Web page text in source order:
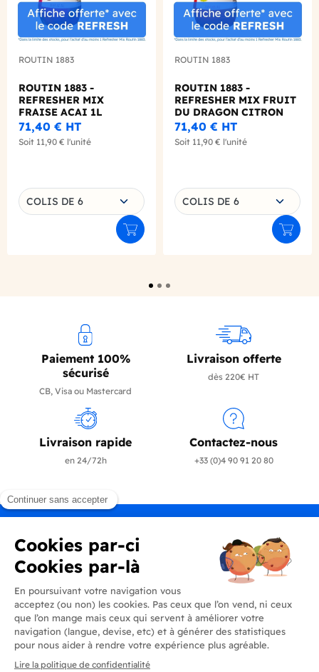
ROUTIN 1883
ROUTIN 1883 -
REFRESHER MIX
FRAISE ACAI 1L
71,40 € HT
Soit 11,90 € l'unité
Choisissez une déclinaison
COLIS DE 6
Ajouter au panier
ROUTIN 1883
ROUTIN 1883 -
REFRESHER MIX FRUIT
DU DRAGON CITRON
VERT 1L
71,40 € HT
Soit 11,90 € l'unité
Choisissez une déclinaison
COLIS DE 6
Paiement 100%
sécurisé
CB, Visa ou Mastercard
Livraison offerte
dès 220€ HT
Livraison rapide
en 24/72h
Contactez-nous
+33 (0)4 90 91 20 80